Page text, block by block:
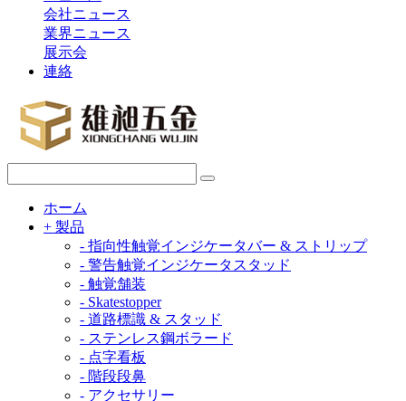
会社ニュース
業界ニュース
展示会
連絡
ホーム
+ 製品
- 指向性触覚インジケータバー & ストリップ
- 警告触覚インジケータスタッド
- 触覚舗装
- Skatestopper
- 道路標識 & スタッド
- ステンレス鋼ボラード
- 点字看板
- 階段段鼻
- アクセサリー